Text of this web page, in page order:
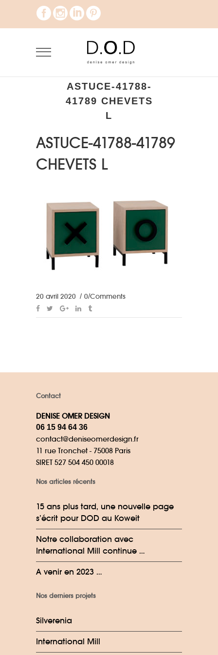
ASTUCE-41788-
41789 CHEVETS
L
ASTUCE-41788-41789
CHEVETS L
20 avril 2020 0 Comments
Contact
DENISE OMER DESIGN
06 15 94 64 36
contact@deniseomerdesign.fr
11 rue Tronchet - 75008 Paris
SIRET 527 504 450 00018
Nos articles récents
15 ans plus tard, une nouvelle page
s’écrit pour DOD au Koweit
Notre collaboration avec
International Mill continue …
A venir en 2023 …
Nos derniers projets
Silverenia
International Mill